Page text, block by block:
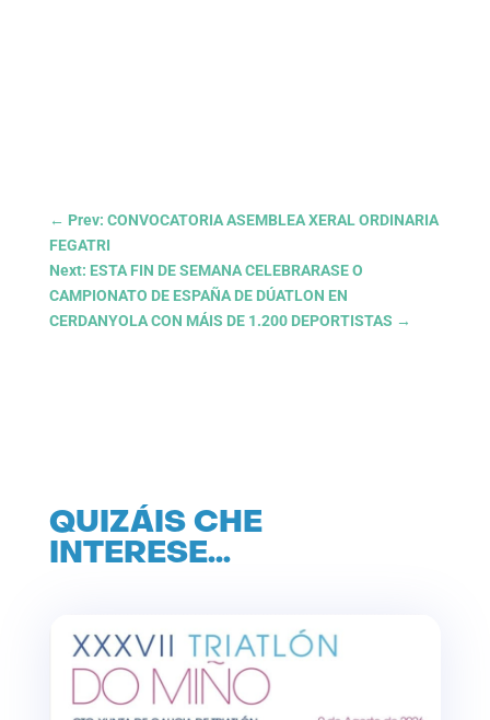
← Prev: CONVOCATORIA ASEMBLEA XERAL ORDINARIA
FEGATRI
Next: ESTA FIN DE SEMANA CELEBRARASE O
CAMPIONATO DE ESPAÑA DE DÚATLON EN
CERDANYOLA CON MÁIS DE 1.200 DEPORTISTAS →
QUIZÁIS CHE
INTERESE…